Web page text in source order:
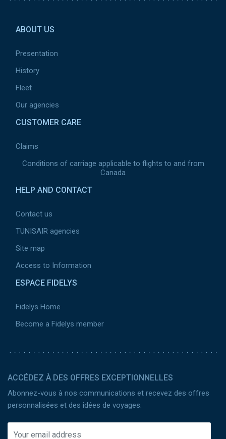
ABOUT US
Presentation
History
Fleet
Our agencies
CUSTOMER CARE
Claims
Conditions of carriage applicable to flights to and from
Canada
HELP AND CONTACT
Contact us
TUNISAIR agencies
Site map
Access to Information
ESPACE FIDELYS
Fidelys Home
Become a Fidelys member
ACCÉDEZ À DES OFFRES EXCEPTIONNELLES
Abonnez-vous à nos communications et recevez des offres
personnalisées et des idées de voyages.